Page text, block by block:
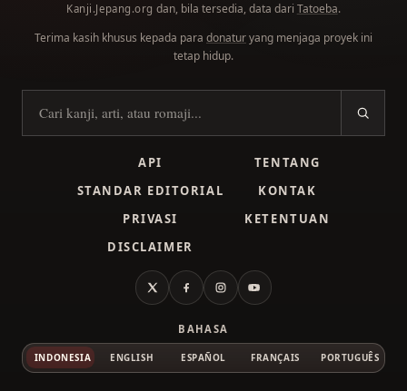
Kanji.Jepang.org dan, bila tersedia, data dari Tatoeba.
Terima kasih khusus kepada para donaturyang menjaga proyek ini
tetap hidup.
Cari kanji
API
TENTANG
STANDAR EDITORIAL
KONTAK
PRIVASI
KETENTUAN
DISCLAIMER
X FacebookInstagramYouTube
BAHASA
INDONESIA ENGLISH ESPAÑOL FRANÇAIS PORTUGUÊS